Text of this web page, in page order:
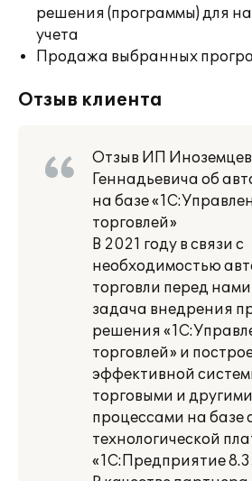
решения (программы) для
учета
Продажа выбранных
Отзыв клиента
Отзыв ИП
Геннадьевича об
на базе
торговлей»
В 2021 году в связи с
необходимостью
торговли перед
задача внедрения
решения
торговлей» и
эффективной
торговыми и
процессами на базе
технологической
«1С:Предприятие